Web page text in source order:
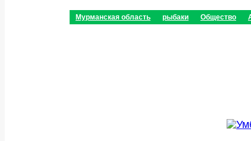
Мурманская область рыбаки Общество